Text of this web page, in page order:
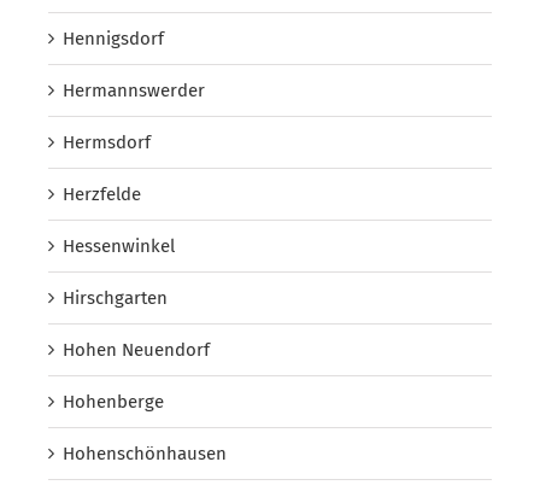
Hennigsdorf
Hermannswerder
Hermsdorf
Herzfelde
Hessenwinkel
Hirschgarten
Hohen Neuendorf
Hohenberge
Hohenschönhausen